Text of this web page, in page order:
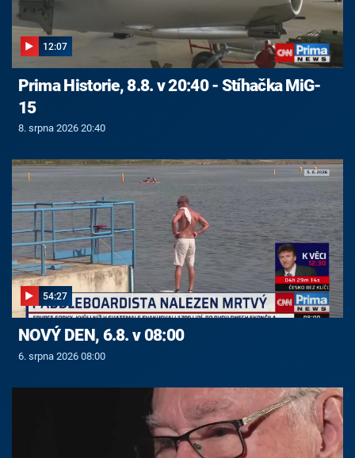
12:07
Prima Historie, 8.8. v 20:40 - Stíhačka MiG-
15
8. srpna 2026 20:40
54:27
NOVÝ DEN, 6.8. v 08:00
6. srpna 2026 08:00